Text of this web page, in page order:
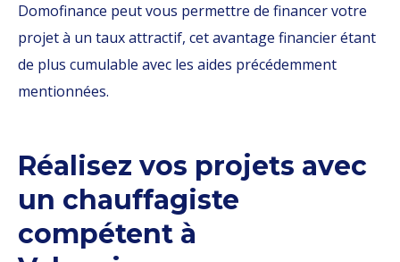
Domofinance peut vous permettre de financer votre
projet à un taux attractif, cet avantage financier étant
de plus cumulable avec les aides précédemment
mentionnées.
Réalisez vos projets avec
un chauffagiste
compétent à